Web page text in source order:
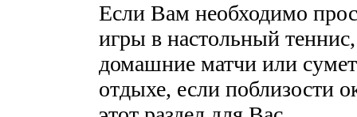
Если Вам необходимо
игры в настольный
домашние матчи или
отдыхе, если поблизости